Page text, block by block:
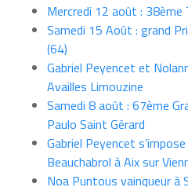
Mercredi 12 août : 38ème
Samedi 15 Août : grand
(64)
Gabriel Peyencet et
Availles Limouzine
Samedi 8 août : 67ème
Paulo Saint Gérard
Gabriel Peyencet
Beauchabrol à Aix sur
Noa Puntous vainqueur à